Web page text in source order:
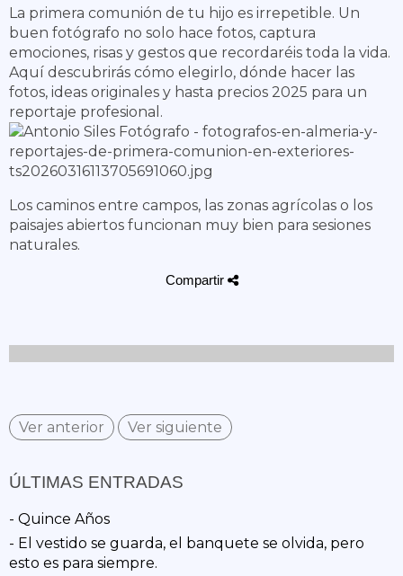
La primera comunión de tu hijo es irrepetible. Un
buen fotógrafo no solo hace fotos, captura
emociones, risas y gestos que recordaréis toda la vida.
Aquí descubrirás cómo elegirlo, dónde hacer las
fotos, ideas originales y hasta precios 2025 para un
reportaje profesional.
Los caminos entre campos, las zonas agrícolas o los
paisajes abiertos funcionan muy bien para sesiones
naturales.
Compartir
Ver anterior Ver siguiente
ÚLTIMAS ENTRADAS
- Quince Años
- El vestido se guarda, el banquete se olvida, pero
esto es para siempre.